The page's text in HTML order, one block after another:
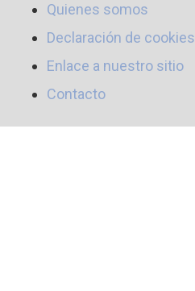
Quienes somos
Declaración de cookies
Enlace a nuestro sitio
Contacto